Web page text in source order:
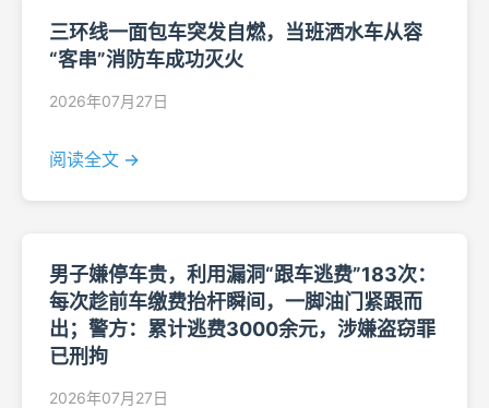
三环线一面包车突发自燃，当班洒水车从容
“客串”消防车成功灭火
2026年07月27日
阅读全文 →
男子嫌停车贵，利用漏洞“跟车逃费”183次：
每次趁前车缴费抬杆瞬间，一脚油门紧跟而
出；警方：累计逃费3000余元，涉嫌盗窃罪
已刑拘
2026年07月27日